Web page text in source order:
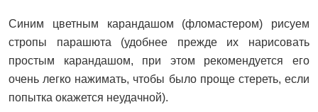
Синим цветным карандашом (фломастером) рисуем
стропы парашюта (удобнее прежде их нарисовать
простым карандашом, при этом рекомендуется его
очень легко нажимать, чтобы было проще стереть, если
попытка окажется неудачной).